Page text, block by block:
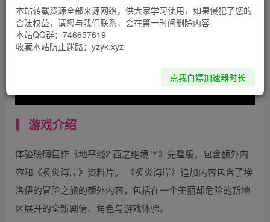
游戏介绍
体验磅礴巨作《地平线2 西之绝境™》完整版，包含额外内
容和《炙炎海岸》资料片。 《炙炎海岸》追加内容包含了埃
洛伊的冒险之旅的额外内容，包括在一个美丽却危险的新地
区展开的全新剧情、角色与游戏体验。
本站转载资源全部来源网络，供大家学习使用，如果侵犯了您的
合法权益，请您与我们联系，会在第一时间删除内容
本站QQ群：746657619
收藏本站防止迷路：yzyk.xyz
点我白嫖加速器时长